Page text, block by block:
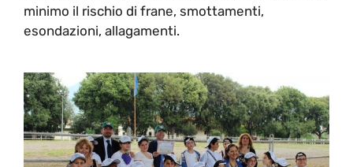
minimo il rischio di frane, smottamenti,
esondazioni, allagamenti.